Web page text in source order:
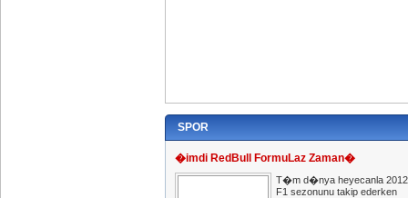
SPOR
�imdi RedBull FormuLaz Zaman�
T�m d�nya heyecanla 2012
F1 sezonunu takip ederken